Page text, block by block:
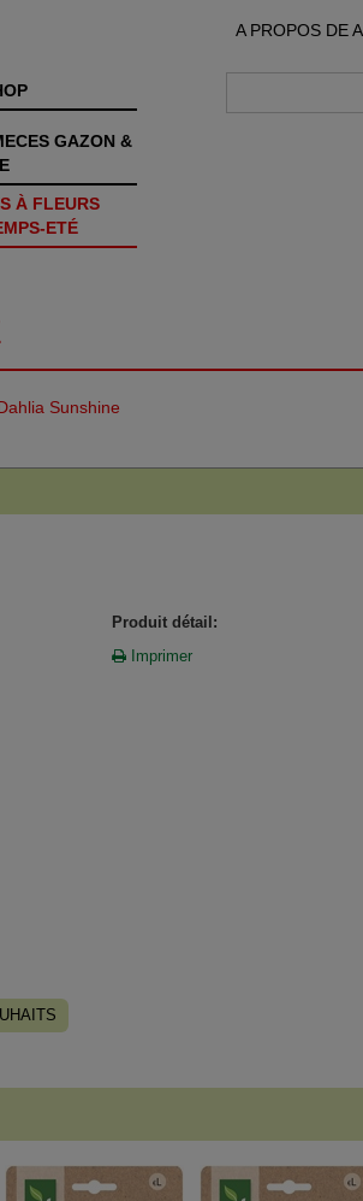
A PROPOS DE
GAZON &
À FLEURS
ETÉ
Sunshine
Produit détail:
Imprimer